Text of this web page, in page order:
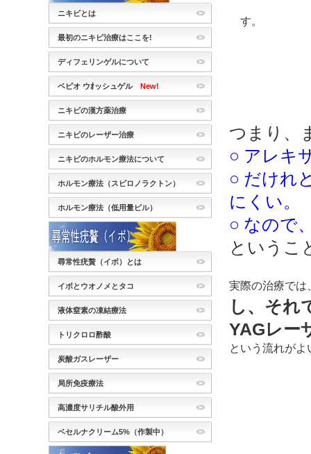
す。
つまり、
○ アレキ
○ だけれ
にくい。
○ なので
というこ
実際の治療では
し、それ
YAGレー
という流れが
ニキビとは
最初のニキビ治療はここを!
ディフェリンゲルについて
ベピオ ウｵッシュゲルNew!
ニキビの漢方薬治療
ニキビのレーザー治療
ニキビのホルモン療法について
ホルモン療法（スピロノラクトン）
ホルモン療法（低用量ピル）
尋常性疣贅（イボ）とは
イボとウオノメとタコ
液体窒素の凍結療法
トリクロロ酢酸
炭酸ガスレーザー
局所免疫療法
高濃度サリチル酸外用
ベセルナクリーム5%（作製中）